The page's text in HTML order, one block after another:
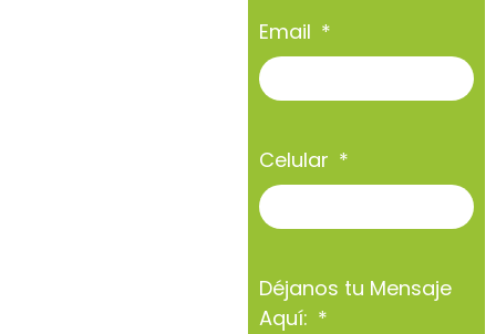
Email
Celular
Déjanos tu Mensaje
Aquí: